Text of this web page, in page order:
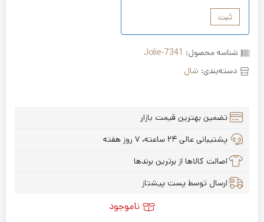
ثبت
شناسه محصول: Jolie-7341
دسته‌بندی: شال
تضمین بهترین قیمت بازار
پشتیبانی عالی ۲۴ ساعته، ۷ روز هفته
اصالت کالاها از برترین برندها
ارسال توسط پست پیشتاز
ناموجود